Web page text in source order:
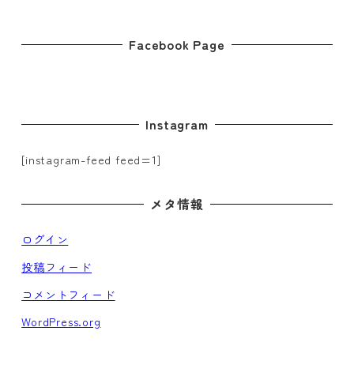
Facebook Page
Instagram
[instagram-feed feed=1]
メタ情報
ログイン
投稿フィード
コメントフィード
WordPress.org